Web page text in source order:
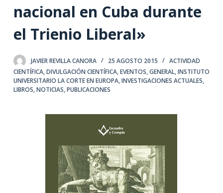
n
e
n
nacional en Cuba durante
el Trienio Liberal»
JAVIER REVILLA CANORA 25 AGOSTO 2015
ACTIVIDAD
CIENTÍFICA,DIVULGACIÓN CIENTÍFICA,EVENTOS,GENERAL,INSTITUTO
UNIVERSITARIO LA CORTE EN EUROPA,INVESTIGACIONES ACTUALES,
LIBROS,NOTICIAS,PUBLICACIONES